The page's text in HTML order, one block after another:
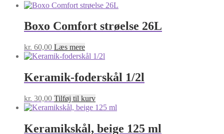
Boxo Comfort strøelse 26L
kr. 60,00 Læs mere
Keramik-foderskål 1/2l
kr. 30,00 Tilføj til kurv
Keramikskål, beige 125 ml